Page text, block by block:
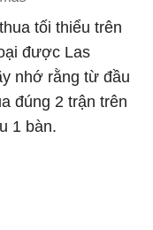
tối thiểu trên
được Las
nhớ rằng từ đầu
đúng 2 trận trên
1 bàn.